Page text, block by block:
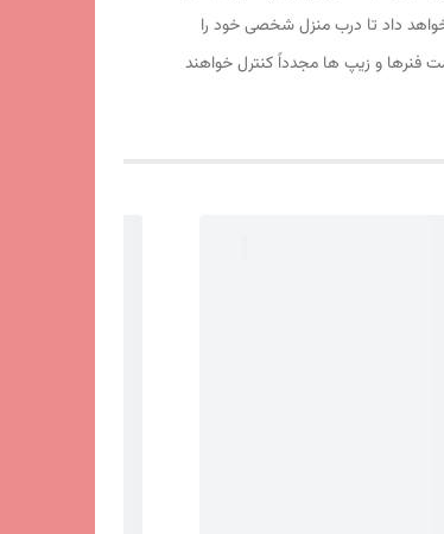
این امکان را به کودک خواهد داد تا درب منزل شخصی خود را
فنرها و زیپ ها مجدداً کنترل خواهند